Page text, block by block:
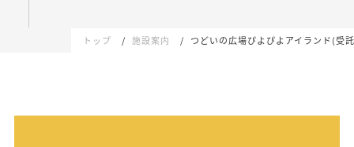
トップ 施設案内 つどいの広場ぴよぴよアイランド(受